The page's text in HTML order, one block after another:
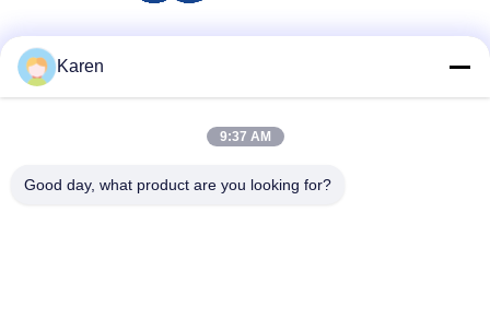
Karen
9:37 AM
Good day, what product are you looking for?